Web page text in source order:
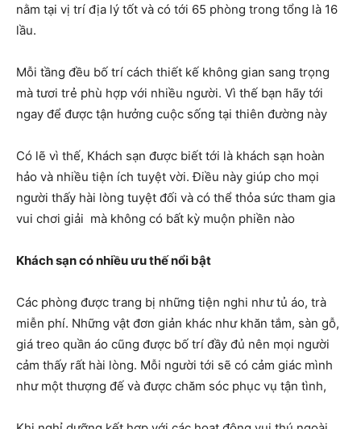
nằm tại vị trí địa lý tốt và có tới 65 phòng trong tổng là 16
lầu.
Mỗi tầng đều bố trí cách thiết kế không gian sang trọng
mà tươi trẻ phù hợp với nhiều người. Vì thế bạn hãy tới
ngay để được tận hưởng cuộc sống tại thiên đường này
Có lẽ vì thế, Khách sạn được biết tới là khách sạn hoàn
hảo và nhiều tiện ích tuyệt vời. Điều này giúp cho mọi
người thấy hài lòng tuyệt đối và có thể thỏa sức tham gia
vui chơi giải mà không có bất kỳ muộn phiền nào
Khách sạn có nhiều ưu thế nổi bật
Các phòng được trang bị những tiện nghi như tủ áo, trà
miễn phí. Những vật đơn giản khác như khăn tắm, sàn gỗ,
giá treo quần áo cũng được bố trí đầy đủ nên mọi người
cảm thấy rất hài lòng. Mỗi người tới sẽ có cảm giác mình
như một thượng đế và được chăm sóc phục vụ tận tình,